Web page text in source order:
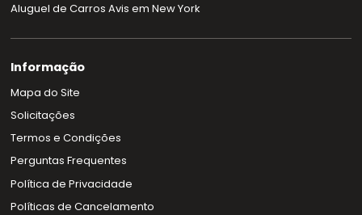
Aluguel de Carros Avis em New York
Informação
Mapa do Site
Solicitações
Termos e Condições
Perguntas Frequentes
Política de Privacidade
Políticas de Cancelamento